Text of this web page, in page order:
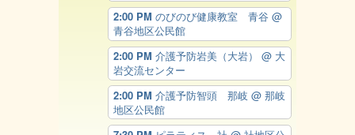
2:00 PM のびのび健康教室 青谷 @
青谷地区公民館
2:00 PM 介護予防岩美（大岩） @ 大
岩交流センター
2:00 PM 介護予防智頭 那岐 @ 那岐
地区公民館